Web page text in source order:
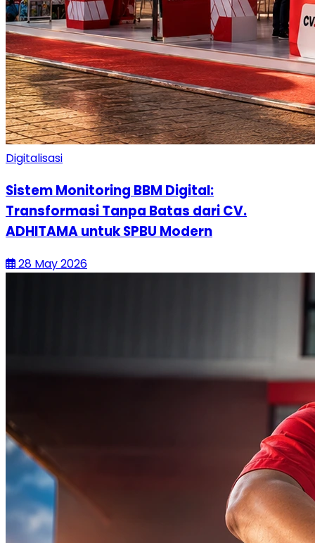
Digitalisasi
Sistem Monitoring BBM Digital:
Transformasi Tanpa Batas dari CV.
ADHITAMA untuk SPBU Modern
28 May 2026